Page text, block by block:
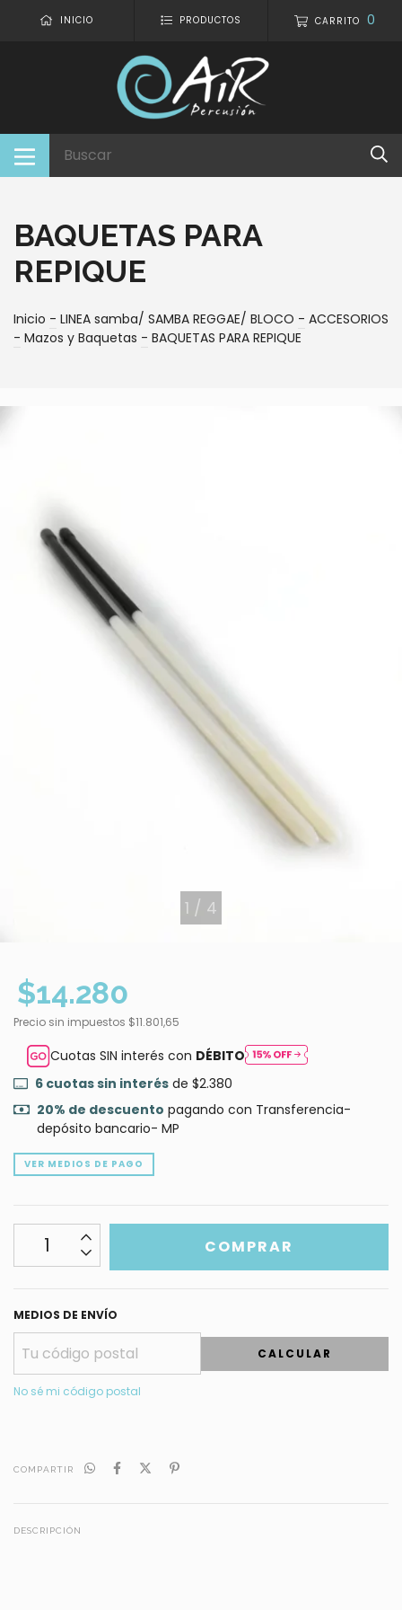
INICIO PRODUCTOS CARRITO 0
BAQUETAS PARA
REPIQUE
Inicio - LINEA samba/ SAMBA REGGAE/ BLOCO - ACCESORIOS
- Mazos y Baquetas - BAQUETAS PARA REPIQUE
1 / 4
$14.280
Precio sin impuestos $11.801,65
Cuotas SIN interés con DÉBITO
6cuotas sin interésde $2.380
20% de descuento pagando con Transferencia-
depósito bancario- MP
VER MEDIOS DE PAGO
MEDIOS DE ENVÍO
CALCULAR
No sé mi código postal
COMPARTIR
DESCRIPCIÓN